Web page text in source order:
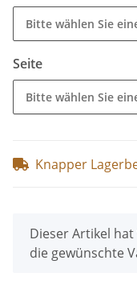
Bitte wählen Sie
Seite
Bitte wählen Sie
Knapper
x
Dieser Artikel
die gewünschte